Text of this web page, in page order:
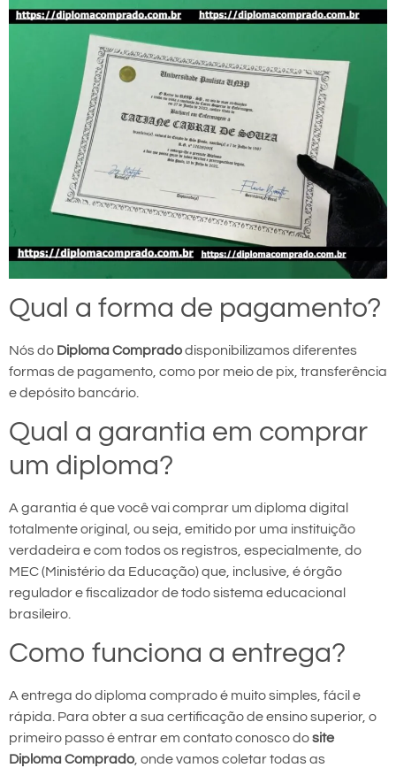
Qual a forma de pagamento?
Nós do Diploma Compradodisponibilizamos diferentes
formas de pagamento, como por meio de pix, transferência
e depósito bancário.
Qual a garantia em comprar
um diploma?
A garantia é que você vai comprar um diploma digital
totalmente original, ou seja, emitido por uma instituição
verdadeira e com todos os registros, especialmente, do
MEC (Ministério da Educação) que, inclusive, é órgão
regulador e fiscalizador de todo sistema educacional
brasileiro.
Como funciona a entrega?
A entrega do diploma comprado é muito simples, fácil e
rápida. Para obter a sua certificação de ensino superior, o
primeiro passo é entrar em contato conosco dosite
Diploma Comprado, onde vamos coletar todas as